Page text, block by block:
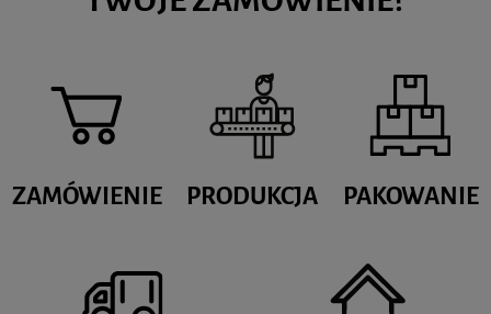
ZAMÓWIENIE PRODUKCJA PAKOWANIE